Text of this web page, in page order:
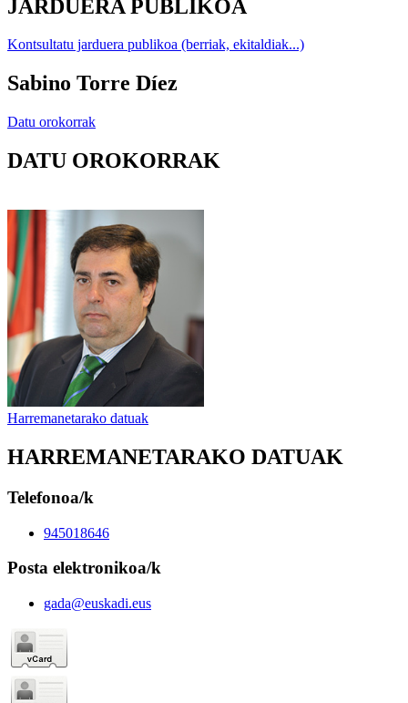
JARDUERA PUBLIKOA
Kontsultatu jarduera publikoa (berriak, ekitaldiak...)
Sabino Torre Díez
Datu orokorrak
DATU OROKORRAK
Harremanetarako datuak
HARREMANETARAKO DATUAK
Telefonoa/k
945018646
Posta elektronikoa/k
gada@euskadi.eus